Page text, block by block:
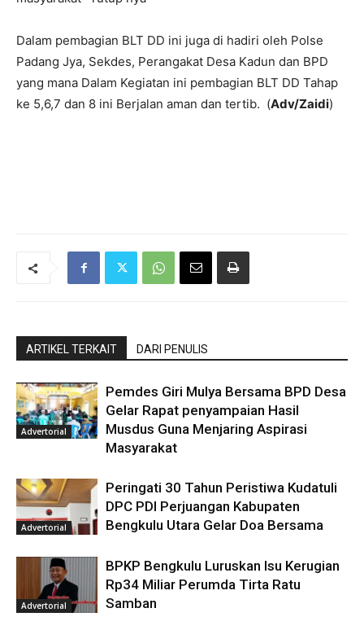
Dalam pembagian BLT DD ini juga di hadiri oleh Polse
Padang Jya, Sekdes, Perangakat Desa Kadun dan BPD
yang mana Dalam Kegiatan ini pembagian BLT DD Tahap
ke 5,6,7 dan 8 ini Berjalan aman dan tertib. (Adv/Zaidi)
ARTIKEL TERKAIT DARI PENULIS
Advertorial
Pemdes Giri Mulya Bersama BPD Desa
Gelar Rapat penyampaian Hasil
Musdus Guna Menjaring Aspirasi
Masyarakat
Advertorial
Peringati 30 Tahun Peristiwa Kudatuli
DPC PDI Perjuangan Kabupaten
Bengkulu Utara Gelar Doa Bersama
Advertorial
BPKP Bengkulu Luruskan Isu Kerugian
Rp34 Miliar Perumda Tirta Ratu
Samban